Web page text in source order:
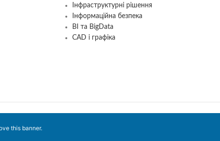
Інфраструктурні рішення
Інформаційна безпека
BI та BigData
CAD і графіка
this banner.